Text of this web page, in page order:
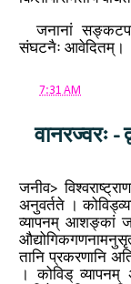
जनानां
संघटनैः आवेदितम्।
7:31 AM
वानरज्वरः -
जनीव>
अनुवर्तते ।
व्यापनम् आशङ्कां
तानि प्रकरणानि
। कोविड् व्यापनम्